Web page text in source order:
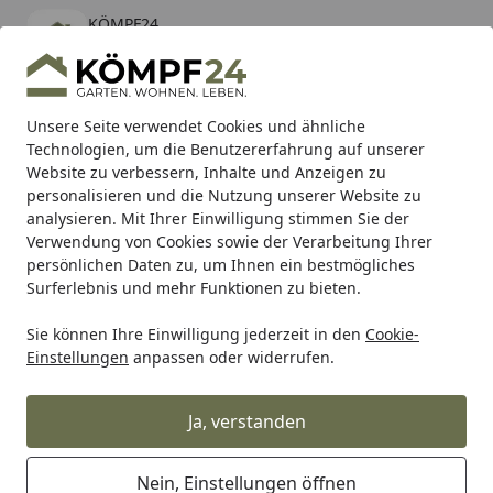
Unsere Seite verwendet Cookies und ähnliche
Technologien, um die Benutzererfahrung auf unserer
Website zu verbessern, Inhalte und Anzeigen zu
personalisieren und die Nutzung unserer Website zu
analysieren. Mit Ihrer Einwilligung stimmen Sie der
Verwendung von Cookies sowie der Verarbeitung Ihrer
persönlichen Daten zu, um Ihnen ein bestmögliches
Surferlebnis und mehr Funktionen zu bieten.
Sie können Ihre Einwilligung jederzeit in den Cookie-
Einstellungen anpassen oder widerrufen.
Ja, verstanden
Nein, Einstellungen öffnen
KÖMPF24
kostenlos - Im App Store
Hotline
Alle Produkte
Mein Konto
Suchen
Karibu Pools inkl. gratis Sandfilteranlage & Pool-
Starterset (Gesamtwert bis 468,99€)
Startseite
Teich Ersatzteile für den Teich Ersatzteile für Teichfilter
Oase Treibstift Skiffi für Biotec 36